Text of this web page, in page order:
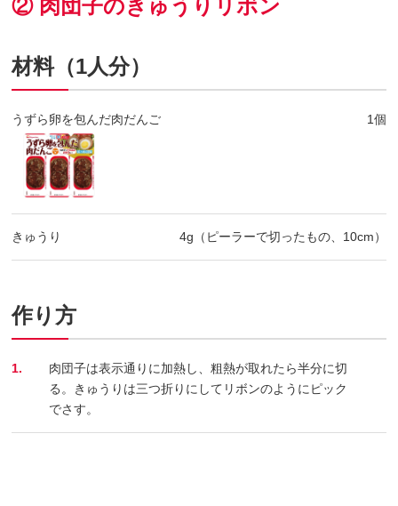
② 肉団子のきゅうりリボン
材料（1人分）
うずら卵を包んだ肉だんご 1個
きゅうり 4g（ピーラーで切ったもの、10cm）
作り方
1.
肉団子は表示通りに加熱し、粗熱が取れたら半分に切
る。きゅうりは三つ折りにしてリボンのようにピック
でさす。